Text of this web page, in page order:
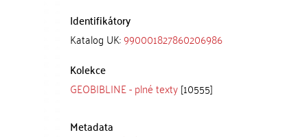
Identifikátory
Katalog UK:990001827860206986
Kolekce
GEOBIBLINE - plné texty[10555]
Metadata